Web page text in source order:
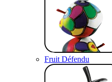
Fruit Défendu